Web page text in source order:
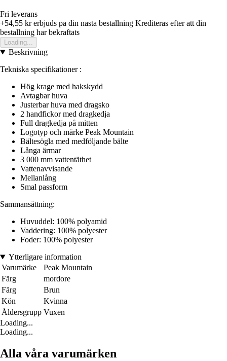
Fri leverans
+54,55 krerbjuds pa din nasta bestallning Krediteras efter att din
bestallning har bekraftats
Loading...
Beskrivning
Tekniska specifikationer :
Hög krage med hakskydd
Avtagbar huva
Justerbar huva med dragsko
2 handfickor med dragkedja
Full dragkedja på mitten
Logotyp och märke Peak Mountain
Bältesögla med medföljande bälte
Långa ärmar
3 000 mm vattentäthet
Vattenavvisande
Mellanlång
Smal passform
Sammansättning:
Huvuddel: 100% polyamid
Vaddering: 100% polyester
Foder: 100% polyester
Ytterligare information
Varumärke
Peak Mountain
Färg
mordore
Färg
Brun
Kön
Kvinna
Åldersgrupp Vuxen
Loading...
Loading...
Alla våra varumärken